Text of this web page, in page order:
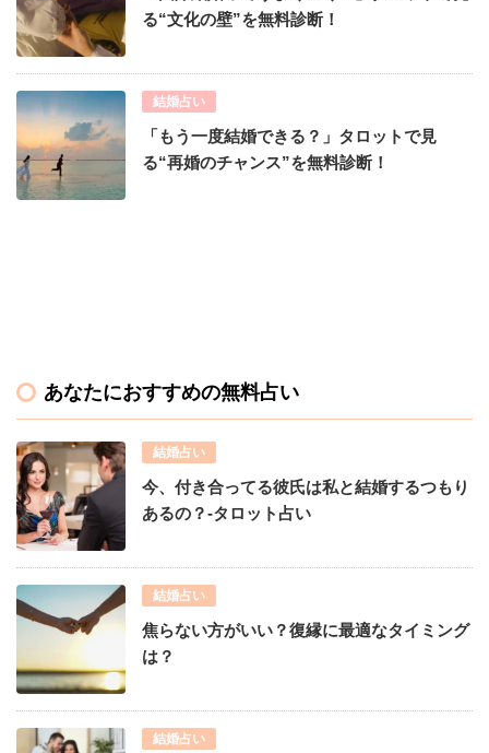
る“文化の壁”を無料診断！
結婚占い
「もう一度結婚できる？」タロットで見
る“再婚のチャンス”を無料診断！
あなたにおすすめの無料占い
結婚占い
今、付き合ってる彼氏は私と結婚するつもり
あるの？-タロット占い
結婚占い
焦らない方がいい？復縁に最適なタイミング
は？
結婚占い